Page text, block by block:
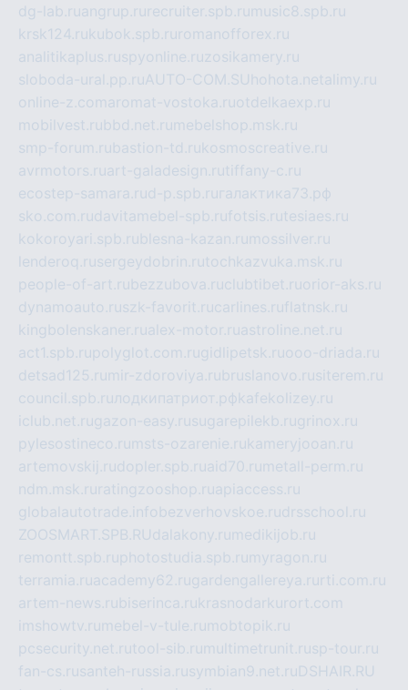
dg-lab.ruangrup.ru recruiter.spb.ru music8.spb.ru
krsk124.rukubok.spb.ru romanofforex.ru
analitikaplus.ruspyonline.ruzosikamery.ru
sloboda-ural.pp.ruAUTO-COM.SU hohota.net alimy.ru
online-z.comaromat-vostoka.ruotdelkaexp.ru
mobilvest.rubbd.net.ru mebelshop.msk.ru
smp-forum.rubastion-td.rukosmoscreative.ru
avrmotors.ruart-galadesign.rutiffany-c.ru
ecostep-samara.rud-p.spb.ru галактика73.рф
sko.com.rudavitamebel-spb.rufotsis.rutesiaes.ru
kokoroyari.spb.rublesna-kazan.ru mossilver.ru
lenderoq.rusergeydobrin.rutochkazvuka.msk.ru
people-of-art.rubezzubova.ruclubtibet.ruorior-aks.ru
dynamoauto.ruszk-favorit.rucarlines.ruflatnsk.ru
kingbolenskaner.rualex-motor.ruastroline.net.ru
act1.spb.rupolyglot.com.rugidlipetsk.ruooo-driada.ru
detsad125.ru mir-zdoroviya.rubruslanovo.rusiterem.ru
council.spb.ruлодкипатриот.рфkafekolizey.ru
iclub.net.rugazon-easy.rusugarepilekb.rugrinox.ru
pylesostineco.ru msts-ozarenie.rukameryjooan.ru
artemovskij.rudopler.spb.ruaid70.ru metall-perm.ru
ndm.msk.ru ratingzooshop.ruapiaccess.ru
globalautotrade.info bezverhovskoe.rudrsschool.ru
ZOOSMART.SPB.RUdalakony.ru medikijob.ru
remontt.spb.ruphotostudia.spb.ru myragon.ru
terramia.ruacademy62.rugardengallereya.ru rti.com.ru
artem-news.rubiserinca.rukrasnodarkurort.com
imshowtv.ru mebel-v-tule.ru mobtopik.ru
pcsecurity.net.rutool-sib.ru multimetrunit.rusp-tour.ru
fan-cs.rusanteh-russia.rusymbian9.net.ruDSHAIR.RU